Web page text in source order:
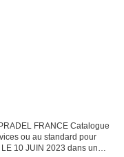
FRANCE Catalogue
ou au standard pour
10 JUIN 2023 dans un